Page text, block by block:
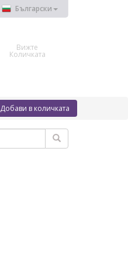
Български
Вижте
Количката
Добави в количката